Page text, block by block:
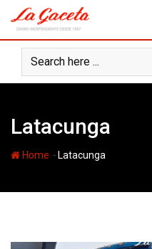
content
Latacunga
Home - Latacunga